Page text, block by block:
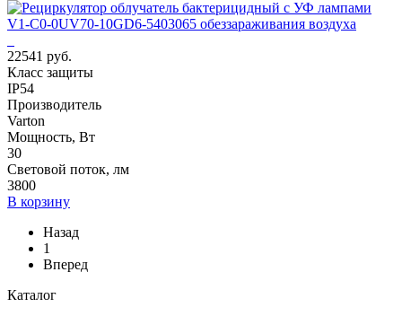
22541 руб.
Класс защиты
IP54
Производитель
Varton
Мощность, Вт
30
Световой поток, лм
3800
В корзину
Назад
1
Вперед
Каталог